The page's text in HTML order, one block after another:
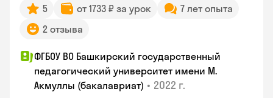
5 от 1733 ₽ за урок
7 лет опыта
2 отзыва
ФГБОУ ВО Башкирский государственный
педагогический университет имени М.
Акмуллы (бакалавриат) • 2022 г.